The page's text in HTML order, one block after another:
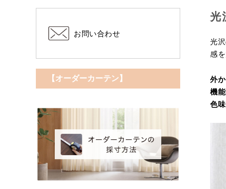
光
光
感
外
機能
色味
お問い合わせ
【オーダーカーテン】